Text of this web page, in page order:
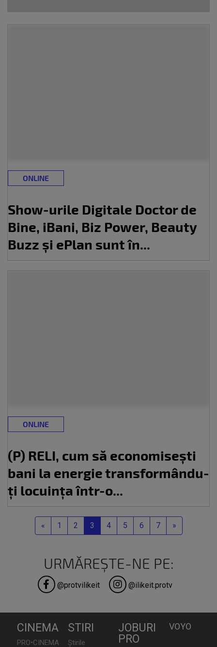
ONLINE
Show-urile Digitale Doctor de
Bine, iBani, Biz Power, Beauty
Buzz și ePlan sunt în...
ONLINE
(P) RELI, cum să economisești
bani la energie transformându-
ți locuința într-o...
«Previous
1 2 3 4 5 6 7 »Next
URMĂREȘTE-NE PE:
@protvilikeit @ilikeit.protv
CINEMA
PRO•CINEMA
STIRI
Știrile
JOBURI
PRO
VOYO